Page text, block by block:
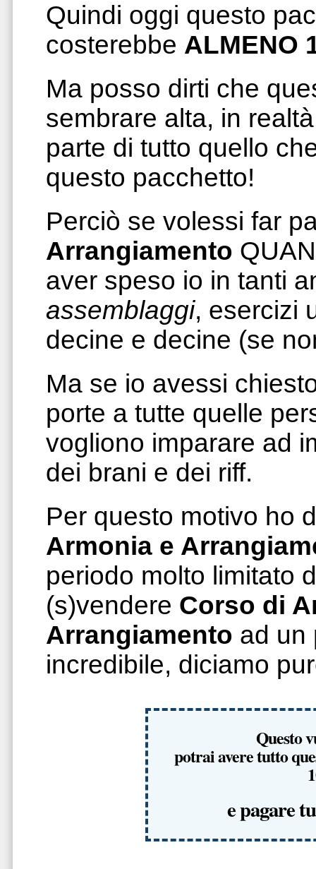
Quindi oggi questo
costerebbe ALMENO
Ma posso dirti che
sembrare alta, in
parte di tutto quello
questo pacchetto!
Perciò se volessi far
Arrangiamento
aver speso io in tanti
assemblaggi, esercizi
decine e decine (se
Ma se io avessi
porte a tutte quelle
vogliono imparare ad
dei brani e dei riff.
Per questo motivo ho
Armonia e
periodo molto limitato
(s)vendere Corso di
Arrangiamento ad un
incredibile, diciamo
Questo
potrai avere tutto
e pagare